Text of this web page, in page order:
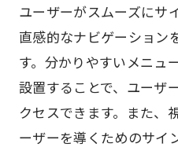
ユーザーがスムーズにサ
直感的なナビゲーション
す。分かりやすいメニュ
設置することで、ユーザ
クセスできます。また、
ーザーを導くためのサイ